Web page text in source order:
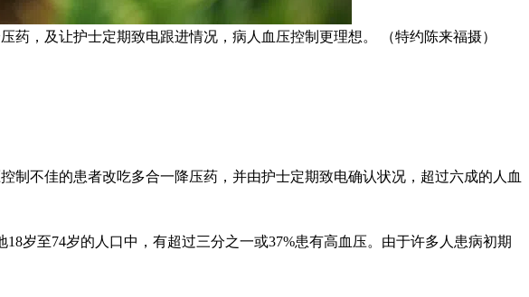
药，及让护士定期致电跟进情况，病人血压控制更理想。 （特约陈来福摄）
不佳的患者改吃多合一降压药，并由护士定期致电确认状况，超过六成的人血
岁至74岁的人口中，有超过三分之一或37%患有高血压。由于许多人患病初期